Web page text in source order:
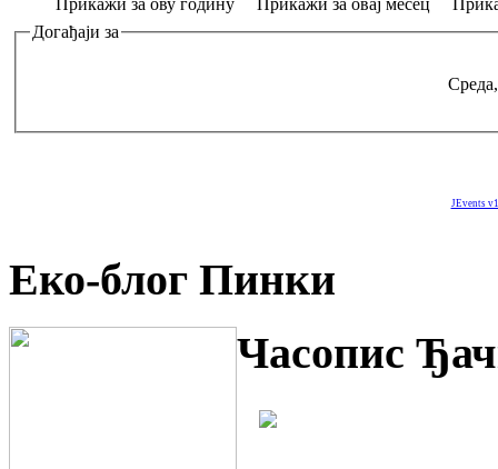
Прикажи за ову годину Прикажи за овај месец
Догађаји за
JEvents
Еко-блог Пинки
Часопис